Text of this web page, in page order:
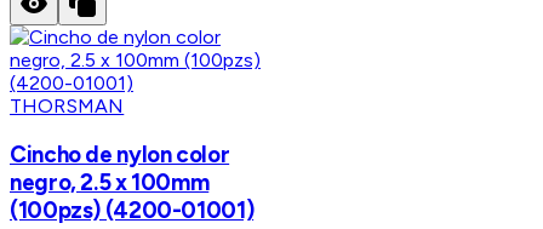
THORSMAN
Cincho de nylon color
negro, 2.5 x 100mm
(100pzs) (4200-01001)